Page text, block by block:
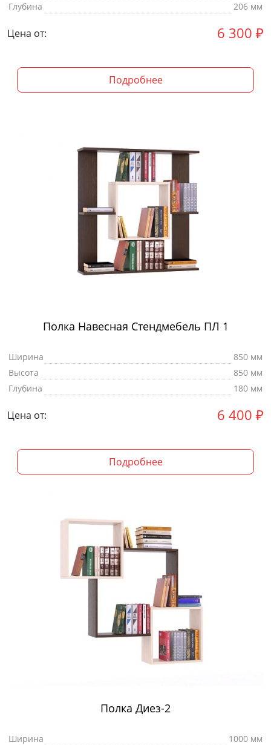
Глубина
206 мм
Цена от: 6 300 ₽
Подробнее
Полка Навесная Стендмебель ПЛ 1
Ширина
850 мм
Высота
850 мм
Глубина
180 мм
Цена от: 6 400 ₽
Подробнее
Полка Диез-2
Ширина
1000 мм